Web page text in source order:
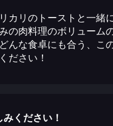
カリのトーストと一緒
の肉料理のボリューム
んな食卓にも合う、こ
ださい！
ください！